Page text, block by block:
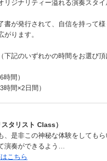
リジナリティー溢れる演奏スタ
書が発行されて、自信を持って
がります。
下記のいずれかの時間をお選び頂
間）
間×2日間）
タリスト Class）
、是非この神秘な体験をしても
演奏ができるよう…
こちら